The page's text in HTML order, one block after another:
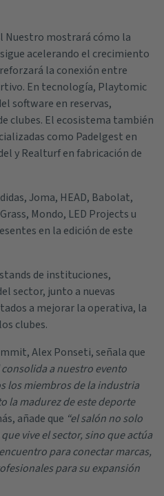
Nuestro mostrará cómo la
acelerando el crecimiento
la conexión entre
En tecnología, Playtomic
software en reservas,
clubes. El ecosistema también
como Padelgest en
y Realturf en fabricación de
Joma, HEAD, Babolat,
Mondo, LED Projects u
en la edición de este
de instituciones,
sector, junto a nuevas
a mejorar la operativa, la
clubes.
Alex Ponseti, señala que
a nuestro evento
los miembros de la industria
la madurez de este deporte
añade que “el salón no solo
vive el sector, sino que actúa
para conectar marcas,
para su expansión